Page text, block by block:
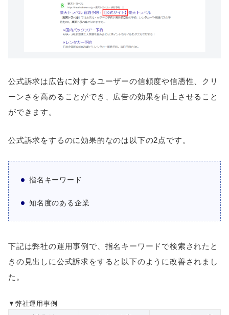
公式訴求は広告に対するユーザーの信頼度や信憑性、クリ
ーンさを高めることができ、広告の効果を向上させること
ができます。
公式訴求をするのに効果的なのは以下の2点です。
指名キーワード
知名度のある企業
下記は弊社の運用事例で、指名キーワードで検索されたと
きの見出しに公式訴求をすると以下のように改善されまし
た。
▼弊社運用事例